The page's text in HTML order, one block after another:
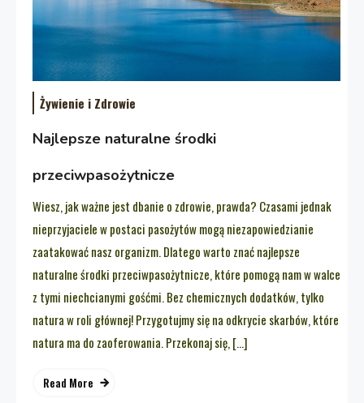
Żywienie i Zdrowie
Najlepsze naturalne środki
przeciwpasożytnicze
Wiesz, jak ważne jest dbanie o zdrowie, prawda? Czasami jednak
nieprzyjaciele w postaci pasożytów mogą niezapowiedzianie
zaatakować nasz organizm. Dlatego warto znać najlepsze
naturalne środki przeciwpasożytnicze, które pomogą nam w walce
z tymi niechcianymi gośćmi. Bez chemicznych dodatków, tylko
natura w roli głównej! Przygotujmy się na odkrycie skarbów, które
natura ma do zaoferowania. Przekonaj się, […]
Read More